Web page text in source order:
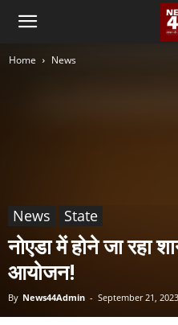
Home News
News State
नोएडा में होने जा रहा
आयोजन!
By News44Admin - September 21, 2023